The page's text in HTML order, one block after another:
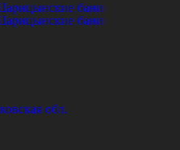
бани
бани
обл.